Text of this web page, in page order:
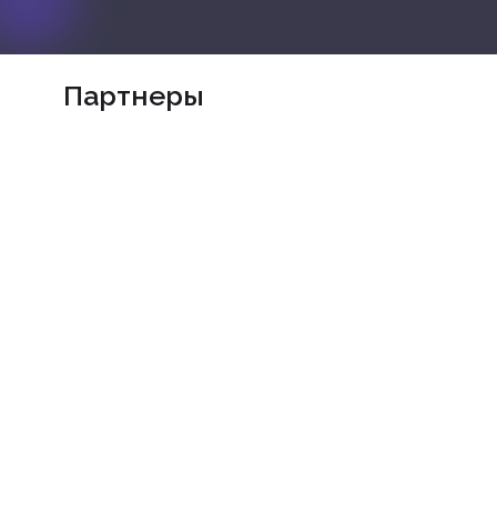
Партнеры